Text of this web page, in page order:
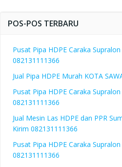
POS-POS TERBARU
Pusat Pipa HDPE Caraka
082131111366
Jual Pipa HDPE Murah KOTA
Pusat Pipa HDPE Caraka
082131111366
Jual Mesin Las HDPE dan PPR
Kirim 082131111366
Pusat Pipa HDPE Caraka
082131111366